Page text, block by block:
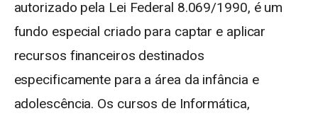
autorizado pela Lei Federal 8.069/1990, é um
fundo especial criado para captar e aplicar
recursos financeiros destinados
especificamente para a área da infância e
adolescência. Os cursos de Informática,